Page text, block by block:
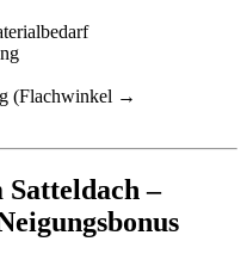
(Flachwinkel →
Satteldach –